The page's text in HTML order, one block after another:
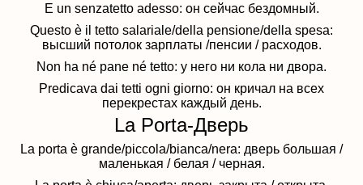
E un senzatetto adesso: он сейчас бездомный.
Questo è il tetto salariale/della pensione/della spesa:
высший потолок зарплаты /пенсии / расходов.
Non ha né pane né tetto: у него ни кола ни двора.
Predicava dai tetti ogni giorno: он кричал на всех
перекрестах каждый день.
La Porta-Дверь
La porta è grande/piccola/bianca/nera: дверь большая /
маленькая / белая / черная.